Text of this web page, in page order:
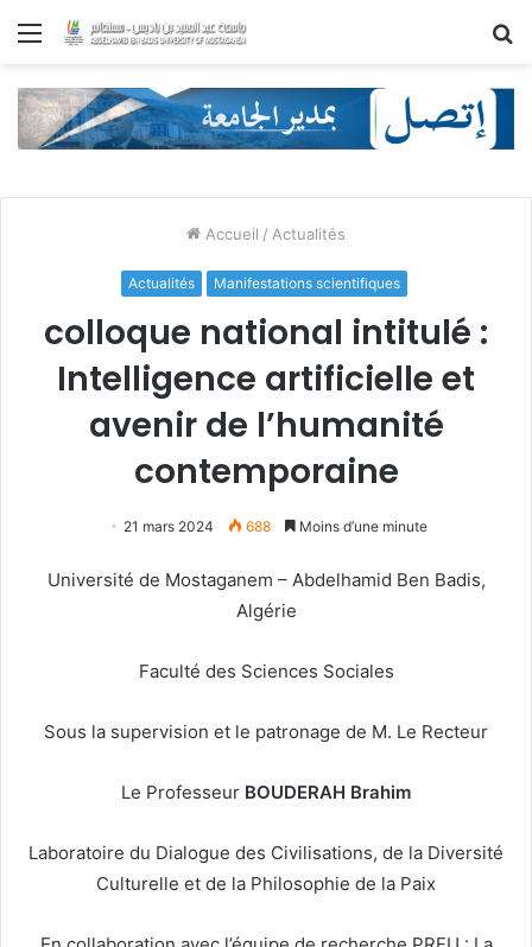
Menu
Accueil / Actualités
Actualités Manifestations scientifiques
colloque national intitulé :
Intelligence artificielle et
avenir de l’humanité
contemporaine
21 mars 2024 688 Moins d’une minute
Université de Mostaganem – Abdelhamid Ben Badis,
Algérie
Faculté des Sciences Sociales
Sous la supervision et le patronage de M. Le Recteur
Le Professeur BOUDERAH Brahim
Laboratoire du Dialogue des Civilisations, de la Diversité
Culturelle et de la Philosophie de la Paix